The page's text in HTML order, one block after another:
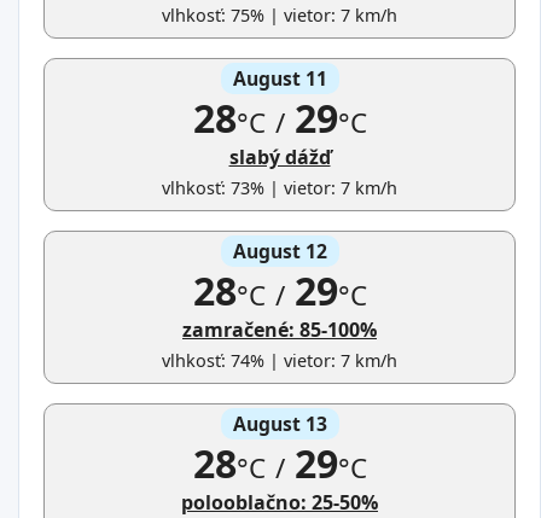
vlhkosť: 75% | vietor: 7 km/h
August 11
28°C /29°C
slabý dážď
vlhkosť: 73% | vietor: 7 km/h
August 12
28°C /29°C
zamračené: 85-100%
vlhkosť: 74% | vietor: 7 km/h
August 13
28°C /29°C
polooblačno: 25-50%